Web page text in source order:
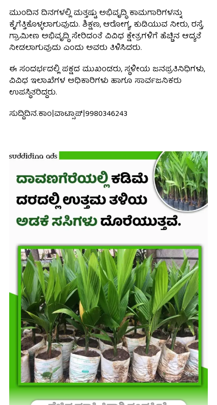
ಮುಂದಿನ ದಿನಗಳಲ್ಲಿ ಮತ್ತಷ್ಟು ಅಭಿವೃದ್ಧಿ ಕಾಮಗಾರಿಗಳನ್ನು
ಕೈಗೆತ್ತಿಕೊಳ್ಳಲಾಗುವುದು. ಶಿಕ್ಷಣ, ಆರೋಗ್ಯ, ಕುಡಿಯುವ ನೀರು, ರಸ್ತೆ,
ಗ್ರಾಮೀಣ ಅಭಿವೃದ್ಧಿ ಸೇರಿದಂತೆ ವಿವಿಧ ಕ್ಷೇತ್ರಗಳಿಗೆ ಹೆಚ್ಚಿನ ಆದ್ಯತೆ
ನೀಡಲಾಗುವುದು ಎಂದು ಅವರು ತಿಳಿಸಿದರು.
ಈ ಸಂದರ್ಭದಲ್ಲಿ ಪಕ್ಷದ ಮುಖಂಡರು, ಸ್ಥಳೀಯ ಜನಪ್ರತಿನಿಧಿಗಳು,
ವಿವಿಧ ಇಲಾಖೆಗಳ ಅಧಿಕಾರಿಗಳು ಹಾಗೂ ಸಾರ್ವಜನಿಕರು
ಉಪಸ್ಥಿತರಿದ್ದರು.
ಸುದ್ದಿದಿನ.ಕಾಂ|ವಾಟ್ಸಾಪ್|9980346243